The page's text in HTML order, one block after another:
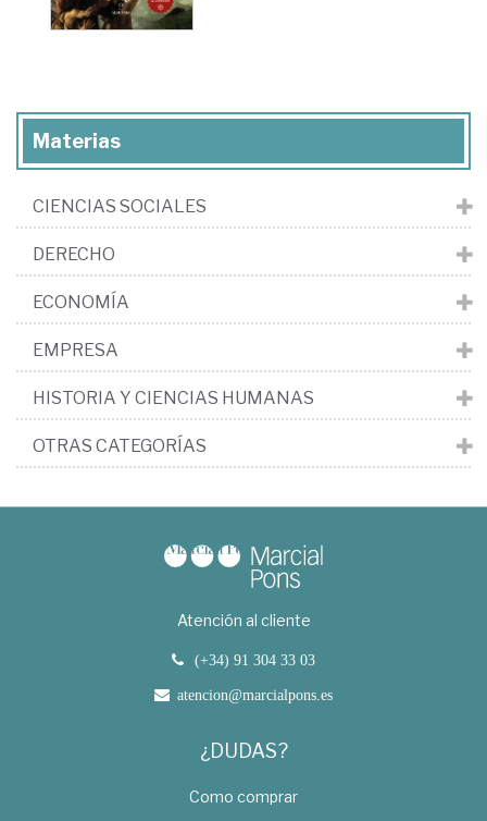
Materias
CIENCIAS SOCIALES
DERECHO
ECONOMÍA
EMPRESA
HISTORIA Y CIENCIAS HUMANAS
OTRAS CATEGORÍAS
Atención al cliente
(+34) 91 304 33 03
atencion@marcialpons.es
¿DUDAS?
Como comprar